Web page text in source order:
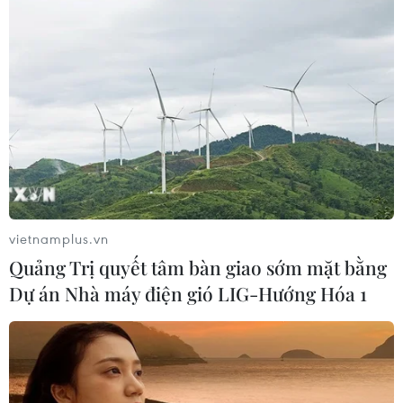
Thủ tướng Lê Minh Hưng
phát động hưởng ứng ngày An ninh
mạng Việt Nam
Thủ tướng: Bảo đảm an ninh mạng
phải gắn kết giữa bảo vệ hệ thống và
con người
06/08/2026 02:30
Công nghệ Robot Da Vinci
nâng cao năng lực phẫu thuật
chuyên sâu tại Bệnh viện K
vietnamplus.vn
Quảng Trị quyết tâm bàn giao sớm mặt bằng
Dự án Nhà máy điện gió LIG-Hướng Hóa 1